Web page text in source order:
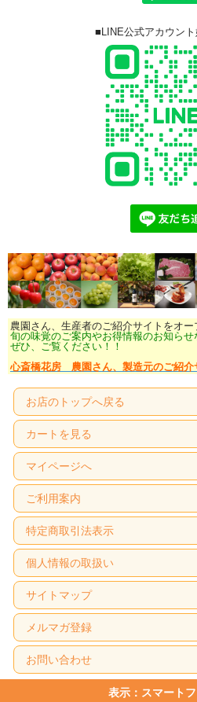
■LINE公式アカウント
農園さん、生産者のご紹介サイトをオー
旬の味覚のご案内やお得情報のお知らせ
ぜひ、ご覧ください！！
心斎橋花房 農園さん、製造元のご紹介
お店のトップへ戻る
カートを見る
マイページへ
ご利用案内
特定商取引法表示
個人情報の取扱い
サイトマップ
メルマガ登録
お問い合わせ
表示：スマートフ